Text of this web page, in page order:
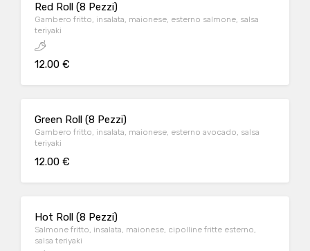
Red Roll (8 Pezzi)
Gambero fritto, insalata, maionese, esterno salmone, salsa
teriyaki
12.00 €
Green Roll (8 Pezzi)
Gambero fritto, insalata, maionese, esterno avocado, salsa
teriyaki
12.00 €
Hot Roll (8 Pezzi)
Salmone fritto, insalata, maionese, cipolline fritte esterno,
salsa teriyaki